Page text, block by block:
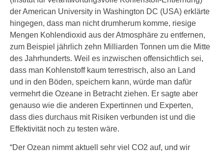
der American University in Washington DC (USA) erklärte
hingegen, dass man nicht drumherum komme, riesige
Mengen Kohlendioxid aus der Atmosphäre zu entfernen,
zum Beispiel jährlich zehn Milliarden Tonnen um die Mitte
des Jahrhunderts. Weil es inzwischen offensichtlich sei,
dass man Kohlenstoff kaum terrestrisch, also an Land
und in den Böden, speichern kann, würde man dafür
vermehrt die Ozeane in Betracht ziehen. Er sagte aber
genauso wie die anderen Expertinnen und Experten,
dass dies durchaus mit Risiken verbunden ist und die
Effektivität noch zu testen wäre.
“Der Ozean nimmt aktuell sehr viel CO2 auf, und wir